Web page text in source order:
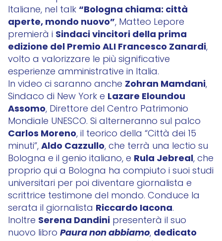
Italiane, nel talk“Bologna chiama: città
aperte, mondo nuovo”, Matteo Lepore
premierà i Sindaci vincitori della prima
edizione del Premio ALI Francesco Zanardi,
volto a valorizzare le più significative
esperienze amministrative in Italia.
In video ci saranno anche Zohran Mamdani,
Sindaco di New York e Lazare Eloundou
Assomo, Direttore del Centro Patrimonio
Mondiale UNESCO. Si alterneranno sul palco
Carlos Moreno, il teorico della “Città dei 15
minuti”,Aldo Cazzullo, che terrà una lectio su
Bologna e il genio italiano, e Rula Jebreal, che
proprio qui a Bologna ha compiuto i suoi studi
universitari per poi diventare giornalista e
scrittrice testimone del mondo. Conduce la
serata il giornalista Riccardo Iacona.
Inoltre Serena Dandini presenterà il suo
nuovo libro Paura non abbiamo, dedicato